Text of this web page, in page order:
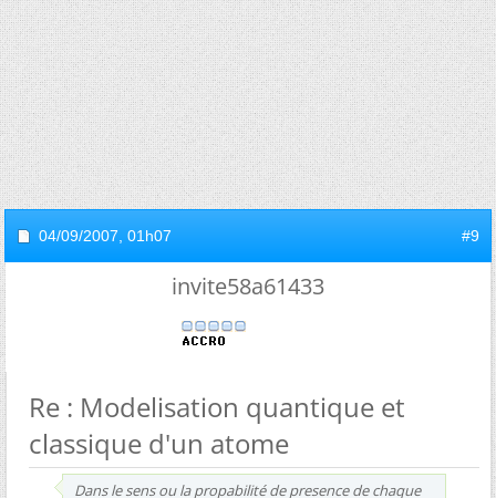
04/09/2007, 01h07 #9
invite58a61433
Re : Modelisation quantique et
classique d'un atome
Dans le sens ou la propabilité de presence de chaque